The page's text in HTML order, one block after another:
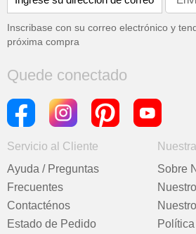
Inscribase con su correo electrónico y
próxima compra
Quede conectado
Servicio al Cliente
Ayuda / Preguntas
Frecuentes
Contacténos
Estado de Pedido
Sobre